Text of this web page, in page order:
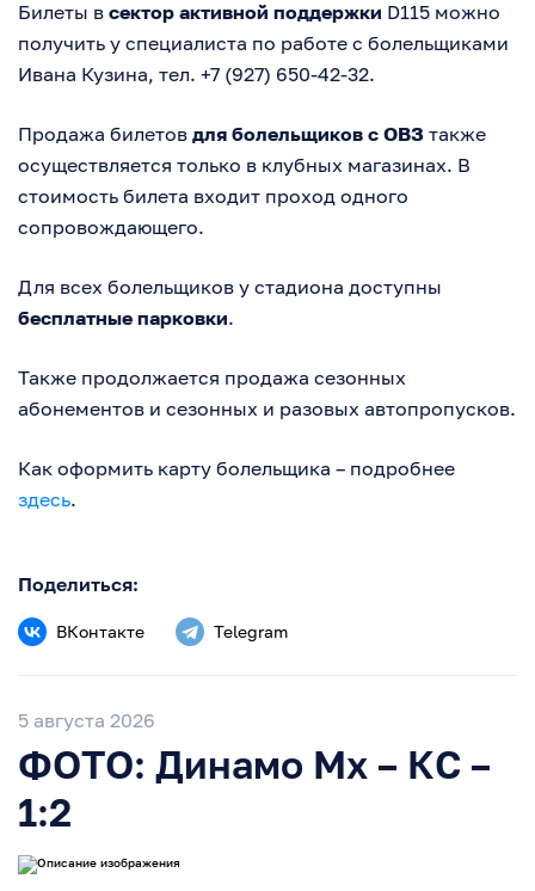
Билеты в сектор активной поддержки D115 можно
получить у специалиста по работе с болельщиками
Ивана Кузина, тел. +7 (927) 650-42-32.
Продажа билетов для болельщиков с ОВЗ также
осуществляется только в клубных магазинах. В
стоимость билета входит проход одного
сопровождающего.
Для всех болельщиков у стадиона доступны
бесплатные парковки.
Также продолжается продажа сезонных
абонементов и сезонных и разовых автопропусков.
Как оформить карту болельщика – подробнее
здесь.
Поделиться:
ВКонтакте Telegram
5 августа 2026
ФОТО: Динамо Мх – КС –
1:2